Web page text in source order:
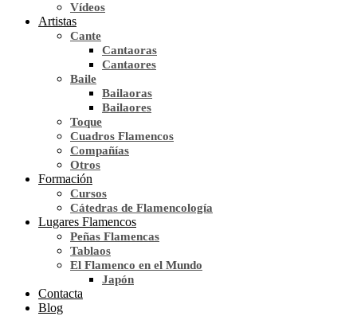
Vídeos
Artistas
Cante
Cantaoras
Cantaores
Baile
Bailaoras
Bailaores
Toque
Cuadros Flamencos
Compañías
Otros
Formación
Cursos
Cátedras de Flamencología
Lugares Flamencos
Peñas Flamencas
Tablaos
El Flamenco en el Mundo
Japón
Contacta
Blog